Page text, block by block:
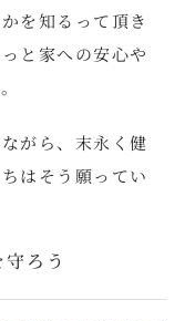
を知るって頂き
と家への安心や
がら、末永く健
はそう願ってい
ろう